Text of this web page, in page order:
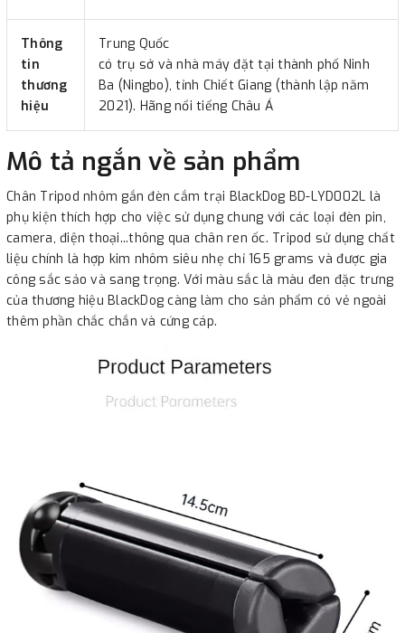
Thông
tin
thương
hiệu
Trung Quốc
có trụ sở và nhà máy đặt tại thành phố Ninh
Ba (Ningbo), tỉnh Chiết Giang (thành lập năm
2021). Hãng nổi tiếng Châu Á
Mô tả ngắn về sản phẩm
Chân Tripod nhôm gắn đèn cắm trại BlackDog BD-LYD002L là
phụ kiện thích hợp cho việc sử dụng chung với các loại đèn pin,
camera, điện thoại...thông qua chân ren ốc. Tripod sử dụng chất
liệu chính là hợp kim nhôm siêu nhẹ chỉ 165 grams và được gia
công sắc sảo và sang trọng. Với màu sắc là màu đen đặc trưng
của thương hiệu BlackDog càng làm cho sản phẩm có vẻ ngoài
thêm phần chắc chắn và cứng cáp.